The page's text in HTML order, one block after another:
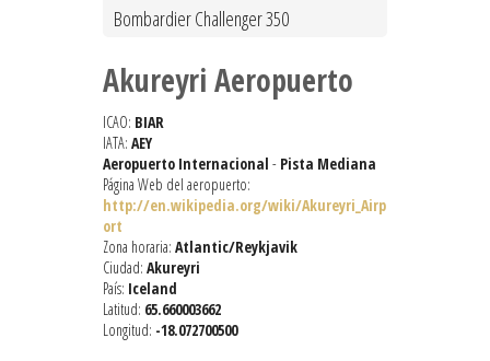
Bombardier Challenger 350
Akureyri Aeropuerto
ICAO: BIAR
IATA: AEY
Aeropuerto Internacional - Pista Mediana
Página Web del aeropuerto:
http://en.wikipedia.org/wiki/Akureyri_Airp
ort
Zona horaria: Atlantic/Reykjavik
Ciudad: Akureyri
País: Iceland
Latitud: 65.660003662
Longitud: -18.072700500